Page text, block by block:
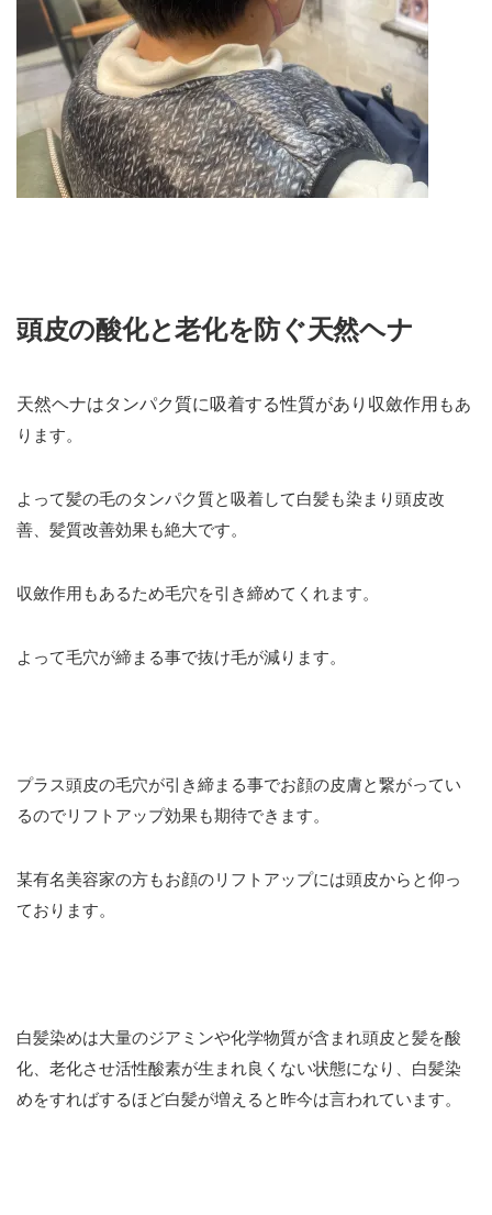
頭皮の酸化と老化を防ぐ天然ヘナ
天然ヘナはタンパク質に吸着する性質があり収斂作用 もあ
ります。
よって髪の毛のタンパク質と吸着して白髪も染まり頭皮改
善、髪質改善効果も絶大です。
収斂作用もあるため毛穴を引き締めてくれます。
よって毛穴が締まる事で抜け毛が減ります。
プラス頭皮の毛穴が引き締まる事でお顔の皮膚と繋がってい
るのでリフトアップ効果も期待できます。
某有名美容家の方もお顔のリフトアップには頭皮からと仰っ
ております。
白髪染めは大量のジアミンや化学物質が含まれ頭皮と髪を酸
化、老化させ活性酸素が生まれ良くない状態になり、白髪染
めをすればするほど白髪が増えると昨今は言われています。